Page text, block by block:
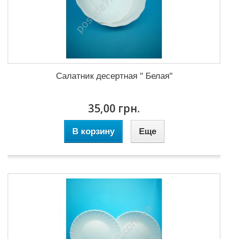
Салатник десертная " Белая"
35,00 грн.
В корзину Еще